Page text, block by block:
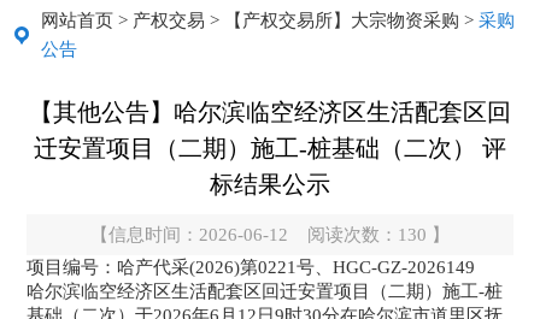
网站首页 > 产权交易 > 【产权交易所】大宗物资采购 > 采购
公告
【其他公告】哈尔滨临空经济区生活配套区回
迁安置项目（二期）施工-桩基础（二次） 评
标结果公示
【信息时间：2026-06-12 阅读次数： 130 】
项目编号：哈产代采(2026)第0221号、HGC-GZ-2026149
哈尔滨临空经济区生活配套区回迁安置项目（二期）施工-桩